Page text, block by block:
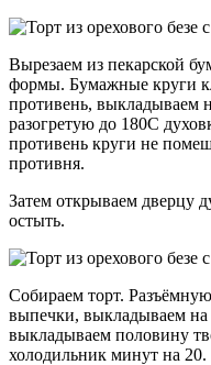
Вырезаем из пекарской
формы. Бумажные круги
противень, выкладываем
разогретую до 180С
противень круги не
противня.
Затем открываем дверцу
остыть.
Собираем торт.
выпечки, выкладываем
выкладываем половину
холодильник минут на 20.